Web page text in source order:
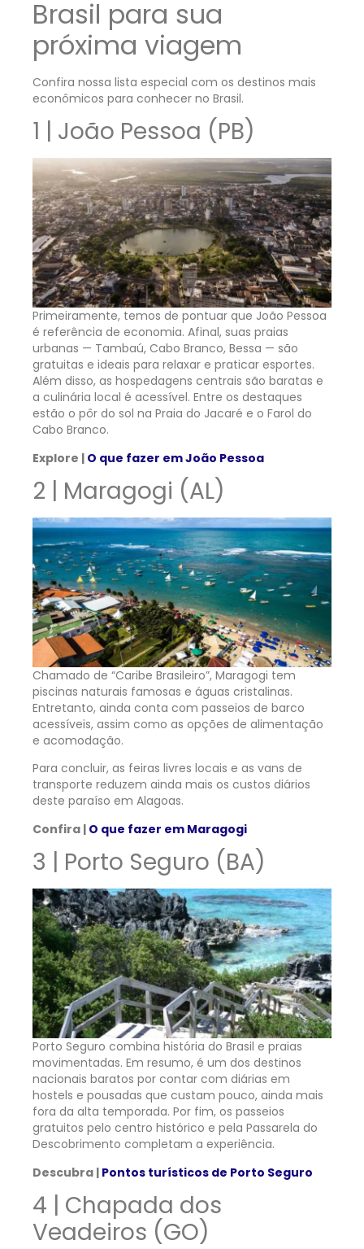
Brasil para sua
próxima viagem
Confira nossa lista especial com os destinos mais
econômicos para conhecer no Brasil.
1 | João Pessoa (PB)
Primeiramente, temos de pontuar que João Pessoa
é referência de economia. Afinal, suas praias
urbanas — Tambaú, Cabo Branco, Bessa — são
gratuitas e ideais para relaxar e praticar esportes.
Além disso, as hospedagens centrais são baratas e
a culinária local é acessível. Entre os destaques
estão o pôr do sol na Praia do Jacaré e o Farol do
Cabo Branco.
Explore | O que fazer em João Pessoa
2 | Maragogi (AL)
Chamado de “Caribe Brasileiro”, Maragogi tem
piscinas naturais famosas e águas cristalinas.
Entretanto, ainda conta com passeios de barco
acessíveis, assim como as opções de alimentação
e acomodação.
Para concluir, as feiras livres locais e as vans de
transporte reduzem ainda mais os custos diários
deste paraíso em Alagoas.
Confira | O que fazer em Maragogi
3 | Porto Seguro (BA)
Porto Seguro combina história do Brasil e praias
movimentadas. Em resumo, é um dos destinos
nacionais baratos por contar com diárias em
hostels e pousadas que custam pouco, ainda mais
fora da alta temporada. Por fim, os passeios
gratuitos pelo centro histórico e pela Passarela do
Descobrimento completam a experiência.
Descubra | Pontos turísticos de Porto Seguro
4 | Chapada dos
Veadeiros (GO)